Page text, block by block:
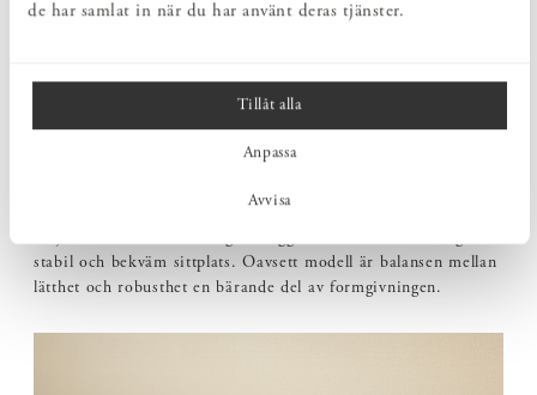
de har samlat in när du har använt deras tjänster.
Tillåt alla
Anpassa
Avvisa
VÄLAVVÄGADE PROPORTIONER
stabil och bekväm sittplats. Oavsett modell är balansen mellan
lätthet och robusthet en bärande del av formgivningen.